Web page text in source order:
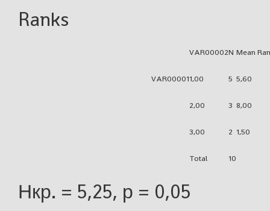
Ranks
VAR00002N Mean
VAR000011,00 5 5,60
2,00 3 8,00
3,00 2 1,50
Total 10
Нкр. = 5,25, р = 0,05